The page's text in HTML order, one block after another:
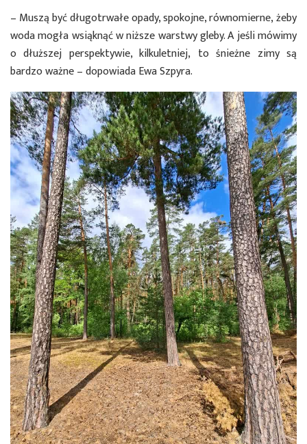
– Muszą być długotrwałe opady, spokojne, równomierne, żeby
woda mogła wsiąknąć w niższe warstwy gleby. A jeśli mówimy
o dłuższej perspektywie, kilkuletniej, to śnieżne zimy są
bardzo ważne – dopowiada Ewa Szpyra.